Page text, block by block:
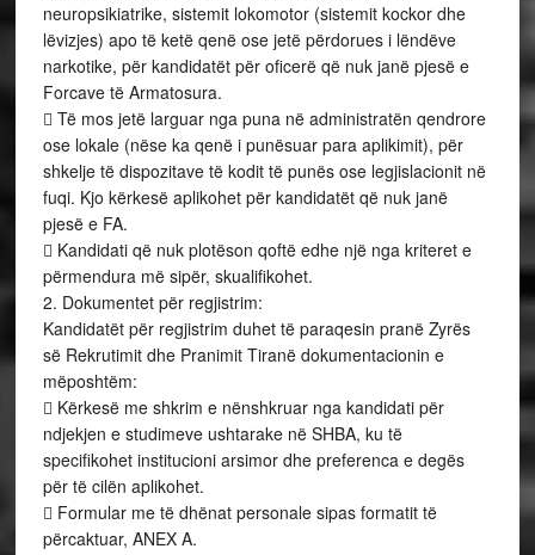
neuropsikiatrike, sistemit lokomotor (sistemit kockor dhe
lëvizjes) apo të ketë qenë ose jetë përdorues i lëndëve
narkotike, për kandidatët për oficerë që nuk janë pjesë e
Forcave të Armatosura.
 Të mos jetë larguar nga puna në administratën qendrore
ose lokale (nëse ka qenë i punësuar para aplikimit), për
shkelje të dispozitave të kodit të punës ose legjislacionit në
fuqi. Kjo kërkesë aplikohet për kandidatët që nuk janë
pjesë e FA.
 Kandidati që nuk plotëson qoftë edhe një nga kriteret e
përmendura më sipër, skualifikohet.
2. Dokumentet për regjistrim:
Kandidatët për regjistrim duhet të paraqesin pranë Zyrës
së Rekrutimit dhe Pranimit Tiranë dokumentacionin e
mëposhtëm:
 Kërkesë me shkrim e nënshkruar nga kandidati për
ndjekjen e studimeve ushtarake në SHBA, ku të
specifikohet institucioni arsimor dhe preferenca e degës
për të cilën aplikohet.
 Formular me të dhënat personale sipas formatit të
përcaktuar, ANEX A.